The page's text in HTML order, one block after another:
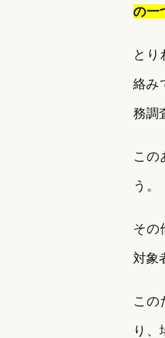
の一
とり
絡み
務調
この
う。
その
対象
この
り、